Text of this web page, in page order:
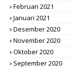
Februari 2021
Januari 2021
Desember 2020
November 2020
Oktober 2020
September 2020